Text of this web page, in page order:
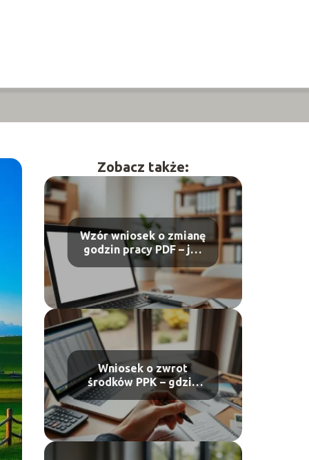
Zobacz także:
Wzór wniosek o zmianę
godzin pracy PDF – jak
go wypełnić?
Wniosek o zwrot
środków PPK – gdzie
złożyć?